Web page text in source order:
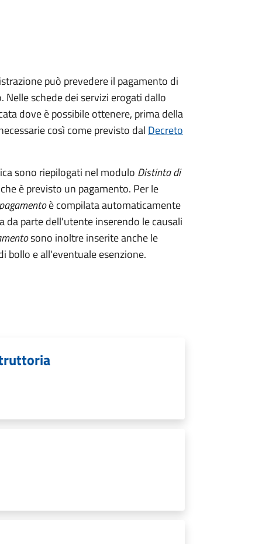
può prevedere il pagamento di
Nelle schede dei servizi erogati dallo
dove è possibile ottenere, prima della
così come previsto dal Decreto
sono riepilogati nel modulo Distinta di
è previsto un pagamento. Per le
è compilata automaticamente
da parte dell'utente inserendo le causali
sono inoltre inserite anche le
bollo e all'eventuale esenzione.